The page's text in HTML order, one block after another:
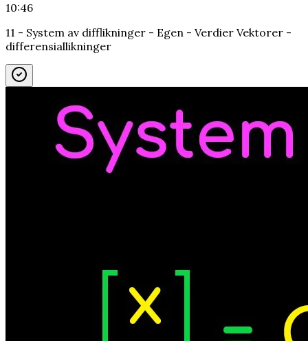
10:46
11 - System av difflikninger - Egen - Verdier Vektorer -
differensiallikninger